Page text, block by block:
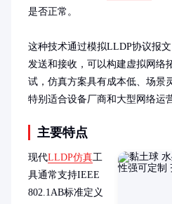
是否正常。
这种技术通过模拟LLDP协议报
发送和接收，可以构建虚拟网络
试，仿真方案具有成本低、场景
特别适合设备厂商和大型网络运
主要特点
现代LLDP仿真工
具通常支持IEEE
802.1AB标准定义